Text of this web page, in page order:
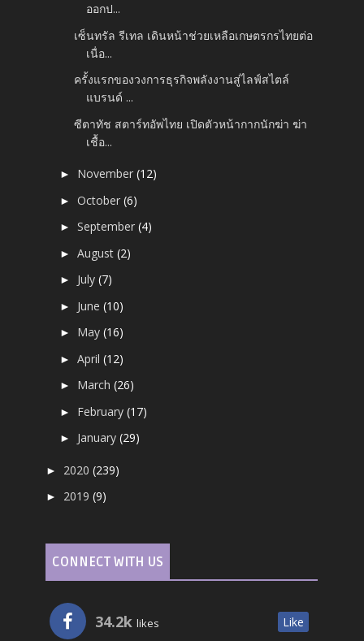
ออกป...
เซ็นทรัล รีเทล เดินหน้าช่วยเหลือเกษตรกรไทยต่อ
เนื่อ...
ครั้งแรกของวงการธุรกิจพลังงานสู่ไลฟ์สไตล์
แบรนด์ ...
ซีตาทัช สตาร์ทอัพไทย เปิดตัวหน้ากากนักฆ่า ฆ่า
เชื้อ...
► November(12)
►October(6)
►September(4)
►August(2)
► July(7)
► June(10)
► May(16)
►April(12)
► March(26)
► February(17)
► January(29)
► 2020(239)
► 2019(9)
CONNECT WITH US
34.2k likes Like